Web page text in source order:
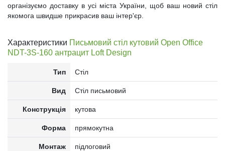
організуємо доставку в усі міста України, щоб ваш новий стіл
якомога швидше прикрасив ваш інтер'єр.
Характеристики Письмовий стіл кутовий Open Office
NDT-3S-160 антрацит Loft Design
Тип Стіл
Вид Стіл письмовий
Конструкція кутова
Форма прямокутна
Монтаж підлоговий